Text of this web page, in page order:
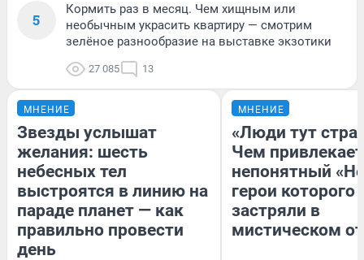
5
Кормить раз в месяц. Чем хищным или
необычным украсить квартиру — смотрим
зелёное разнообразие на выставке экзотики
27 085 13
МНЕНИЕ
Звезды услышат
желания: шесть
небесных тел
выстроятся в линию на
параде планет — как
правильно провести
день
МНЕНИЕ
«Люди тут
Чем привлекает
непонятный
герои которого
застряли в
мистическом